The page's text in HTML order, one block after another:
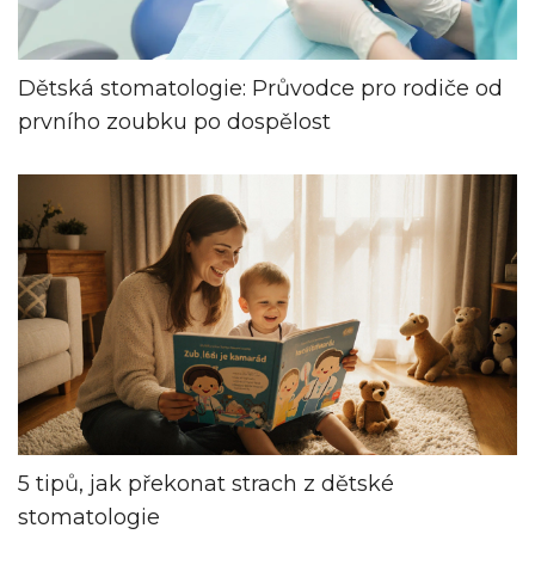
Dětská stomatologie: Průvodce pro rodiče od
prvního zoubku po dospělost
5 tipů, jak překonat strach z dětské
stomatologie